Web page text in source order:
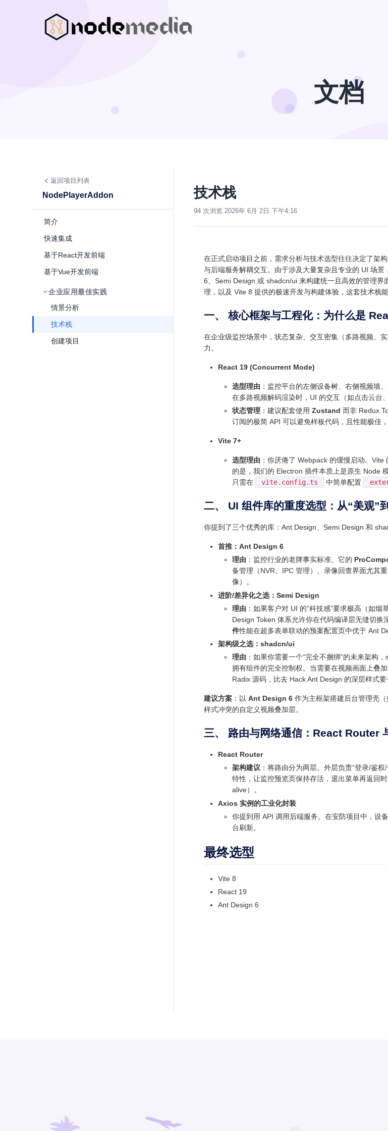
文档
返回项目列表
NodePlayerAddon
简介
快速集成
基于React开发前端
基于Vue开发前端
企业应用最佳实践
情景分析
技术栈
创建项目
技术栈
94 次浏览 2026年 6月 2日 下午4:16
在正式启动项目之前，需求分析与技术选型往往决定了架
与后端服务解耦交互。由于涉及大量复杂且专业的 UI 场
6、Semi Design 或 shadcn/ui 来构建统一且高效的管理
理，以及 Vite 8 提供的极速开发与构建体验，这套技术栈
一、 核心框架与工程化：为什么是
在企业级监控场景中，状态复杂、交互密集（多路视频、
力。
React 19 (Concurrent Mode)
选型理由 ：监控平台的左侧设备树、右侧视频墙
在多路视频解码渲染时，UI 的交互（如点击云台
状态管理 ：建议配套使用 Zustand 而非 Redux
订阅的极简 API 可以避免样板代码，且性能极佳
Vite 7+
选型理由 ：你厌倦了 Webpack 的缓慢启动。
的是，我们的 Electron 插件本质上是原生 Node
只需在
vite.config.ts 中简单配置
二、 UI 组件库的重度选型：从“美观”
你提到了三个优秀的库：Ant Design、Semi Design 和
首推：Ant Design 6
理由 ：监控行业的老牌事实标准。它的
备管理（NVR、IPC 管理）、录像回查界面尤其
像）。
进阶/差异化之选：Semi Design
理由 ：如果客户对 UI 的“科技感”要求极高（如
Design Token 体系允许你在代码编译层无缝切
件性能在超多表单联动的预案配置页中优于 Ant
架构级之选：shadcn/ui
理由 ：如果你需要一个“完全不捆绑”的未来架构
拥有组件的完全控制权。当需要在视频画面上叠
Radix 源码，比去 Hack Ant Design 的深层样式要
建议方案 ：以 Ant Design 6 作为主框架搭建后台管理壳
样式冲突的自定义视频叠加层。
三、 路由与网络通信：React Router
React Router
架构建议 ：将路由分为两层。外层负责“登录/鉴
特性，让监控预览页保持存活，退出菜单再返回
alive）。
Axios 实例的工业化封装
你提到用 API 调用后端服务。在安防项目中，设
台刷新。
最终选型
Vite 8
React 19
Ant Design 6